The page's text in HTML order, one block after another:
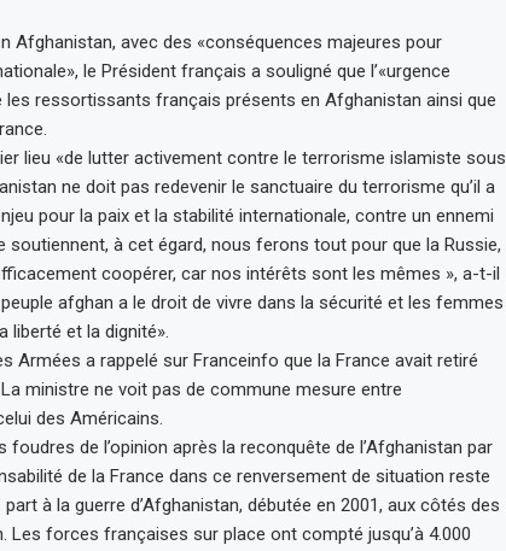
Afghanistan, avec des «conséquences majeures pour
le Président français a souligné que l’«urgence
ressortissants français présents en Afghanistan ainsi que
lieu «de lutter activement contre le terrorisme islamiste sous
ne doit pas redevenir le sanctuaire du terrorisme qu’il a
pour la paix et la stabilité internationale, contre un ennemi
à cet égard, nous ferons tout pour que la Russie,
coopérer, car nos intérêts sont les mêmes », a-t-il
afghan a le droit de vivre dans la sécurité et les femmes
liberté et la dignité».
Armées a rappelé sur Franceinfo que la France avait retiré
ministre ne voit pas de commune mesure entre
des Américains.
de l’opinion après la reconquête de l’Afghanistan par
de la France dans ce renversement de situation reste
à la guerre d’Afghanistan, débutée en 2001, aux côtés des
Les forces françaises sur place ont compté jusqu’à 4.000